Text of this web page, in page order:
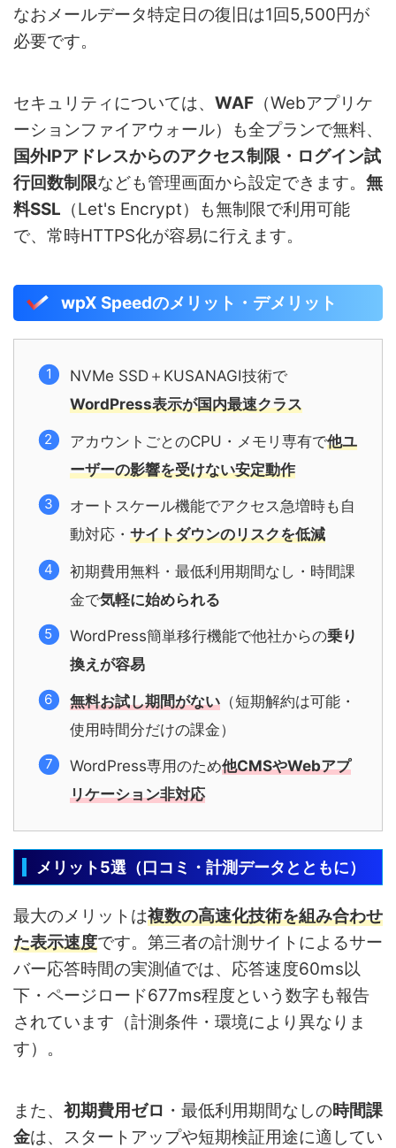
なおメールデータ特定日の復旧は1回5,500円が
必要です。
セキュリティについては、 WAF （Webアプリケ
ーションファイアウォール）も全プランで無料、
国外IPアドレスからのアクセス制限・ログイン試
行回数制限なども管理画面から設定できます。 無
料SSL （Let's Encrypt）も無制限で利用可能
で、常時HTTPS化が容易に行えます。
wpX Speedのメリット・デメリット
NVMe SSD＋KUSANAGI技術で
WordPress表示が国内最速クラス
アカウントごとのCPU・メモリ専有で他ユ
ーザーの影響を受けない安定動作
オートスケール機能でアクセス急増時も自
動対応・ サイトダウンのリスクを低減
初期費用無料・最低利用期間なし・時間課
金で気軽に始められる
WordPress簡単移行機能で他社からの乗り
換えが容易
無料お試し期間がない（短期解約は可能・
使用時間分だけの課金）
WordPress専用のため他CMSやWebアプ
リケーション非対応
メリット5選（口コミ・計測データとともに）
最大のメリットは複数の高速化技術を組み合わせ
た表示速度です。第三者の計測サイトによるサー
バー応答時間の実測値では、応答速度60ms以
下・ページロード677ms程度という数字も報告
されています（計測条件・環境により異なりま
す）。
また、 初期費用ゼロ ・最低利用期間なしの時間課
金は、スタートアップや短期検証用途に適してい